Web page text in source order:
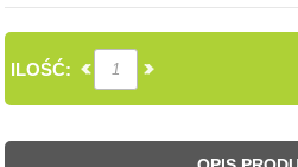
ILOŚĆ: